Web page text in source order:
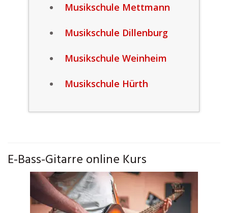
Musikschule Mettmann
Musikschule Dillenburg
Musikschule Weinheim
Musikschule Hürth
E-Bass-Gitarre online Kurs